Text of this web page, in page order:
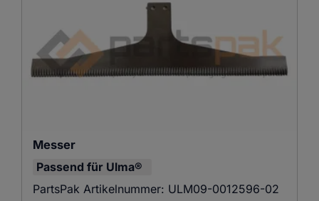
Messer
Passend für Ulma®
PartsPak Artikelnummer: ULM09-0012596-02